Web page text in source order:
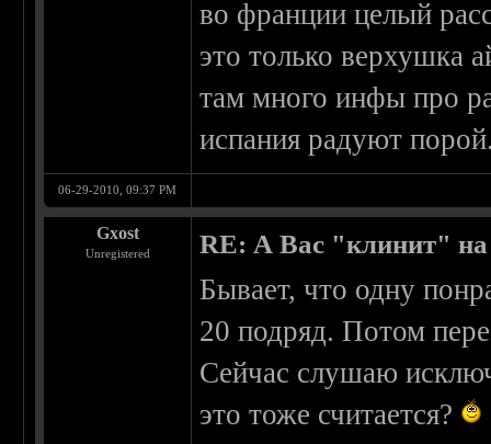
во франции целый
это только верхушка
там много инфы про
испания радуют
06-29-2010, 09:37 PM
Gxost
Unregistered RE: А Вас "клинит" на
Бывает, что одну
20 подряд. Потом
Сейчас слушаю
это тоже считается?